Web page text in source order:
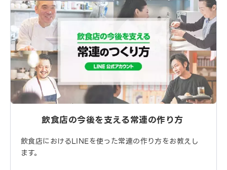
飲食店の今後を支える常連の作り方
飲食店におけるLINEを使った常連の作り方をお教えし
ます。